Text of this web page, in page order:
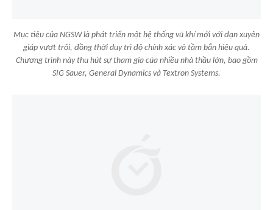
Mục tiêu của NGSW là phát triển một hệ thống vũ khí mới với đạn xuyên
giáp vượt trội, đồng thời duy trì độ chính xác và tầm bắn hiệu quả.
Chương trình này thu hút sự tham gia của nhiều nhà thầu lớn, bao gồm
SIG Sauer, General Dynamics và Textron Systems.